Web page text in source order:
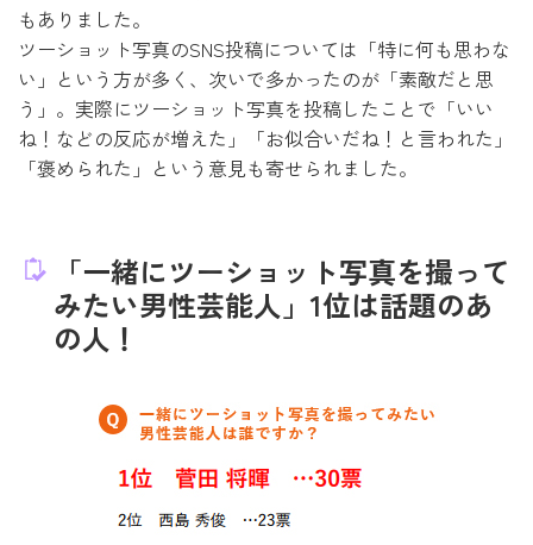
もありました。
ツーショット写真のSNS投稿については「特に何も思わな
い」という方が多く、次いで多かったのが「素敵だと思
う」。実際にツーショット写真を投稿したことで「いい
ね！などの反応が増えた」「お似合いだね！と言われた」
「褒められた」という意見も寄せられました。
「一緒にツーショット写真を撮って
みたい男性芸能人」1位は話題のあ
の人！